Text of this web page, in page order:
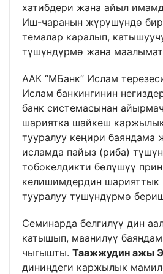
хатибдери жана айыл
Иш-чаранын жүрүшүндө бир
темалар каралып,
түшүндүрмө жана
ААК “МБанк” Ислам
Ислам банкингинин
банк системасынан
шариятка шайкеш
тууралуу кеңири баяндама
исламда пайыз (риба)
тобокелдикти бөлүшүү
келишимдердин шарияттык
тууралуу түшүндүрмө
Семинарда белгилүү дин
катышып, маанилүү
чыгышты. Таажжудин ажы
дининдеги каржылык